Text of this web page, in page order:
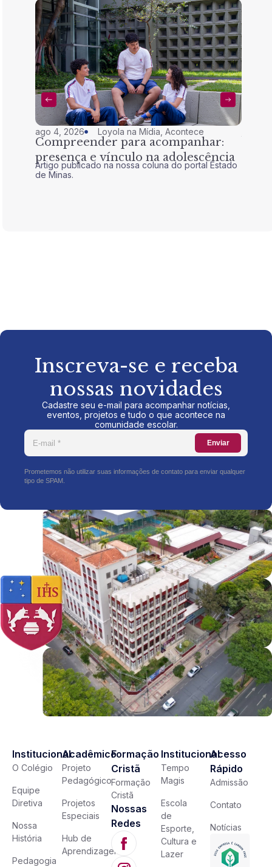
ago 4, 2026 Loyola na Mídia ,Acontece
Compreender para acompanhar:
presença e vínculo na adolescência
Artigo publicado na nossa coluna do portal Estado
de Minas.
Inscreva-se e receba
nossas novidades
Cadastre seu e-mail para acompanhar notícias,
eventos, projetos e tudo o que acontece na
comunidade escolar.
Enviar
Prometemos não utilizar suas informações de contato para enviar qualquer
tipo de SPAM.
Institucional
O Colégio
Equipe
Diretiva
Nossa
História
Pedagogia
Acadêmico
Projeto
Pedagógico
Projetos
Especiais
Hub de
Aprendizagem
Formação
Cristã
Formação
Cristã
Nossas
Redes
Institucional
Tempo
Magis
Escola
de
Esporte,
Cultura e
Lazer
Acesso
Rápido
Admissão
Contato
Notícias